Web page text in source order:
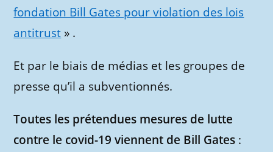
fondation Bill Gates pour violation des lois
antitrust » .
Et par le biais de médias et les groupes de
presse qu’il a subventionnés.
Toutes les prétendues mesures de lutte
contre le covid-19 viennent de Bill Gates :